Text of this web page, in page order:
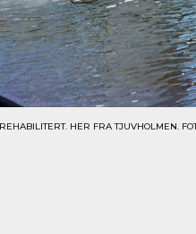
HER FRA TJUVHOLMEN.